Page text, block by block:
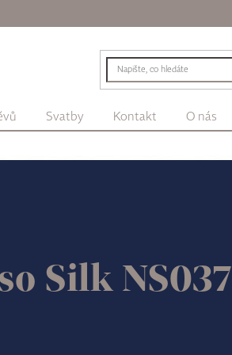
Svatby Kontakt O nás
Silk NS037